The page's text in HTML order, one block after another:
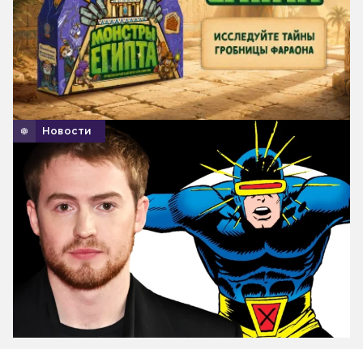
Новости